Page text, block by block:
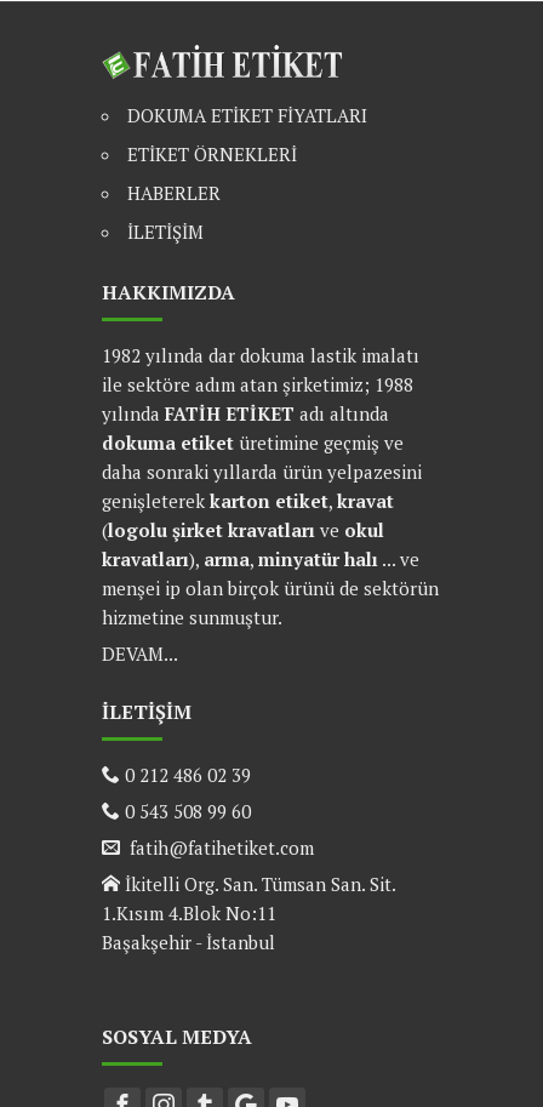
DOKUMA ETİKET FİYATLARI
ETİKET ÖRNEKLERİ
HABERLER
İLETİŞİM
HAKKIMIZDA
1982 yılında dar dokuma lastik imalatı
ile sektöre adım atan şirketimiz; 1988
yılında FATİH ETİKET adı altında
dokuma etiket üretimine geçmiş ve
daha sonraki yıllarda ürün yelpazesini
genişleterek karton etiket, kravat
(logolu şirket kravatları ve okul
kravatları), arma, minyatür halı ... ve
menşei ip olan birçok ürünü de sektörün
hizmetine sunmuştur.
DEVAM...
İLETİŞİM
0 212 486 02 39
0 543 508 99 60
fatih@fatihetiket.com
İkitelli Org. San. Tümsan San. Sit.
1.Kısım 4.Blok No:11
Başakşehir - İstanbul
SOSYAL MEDYA